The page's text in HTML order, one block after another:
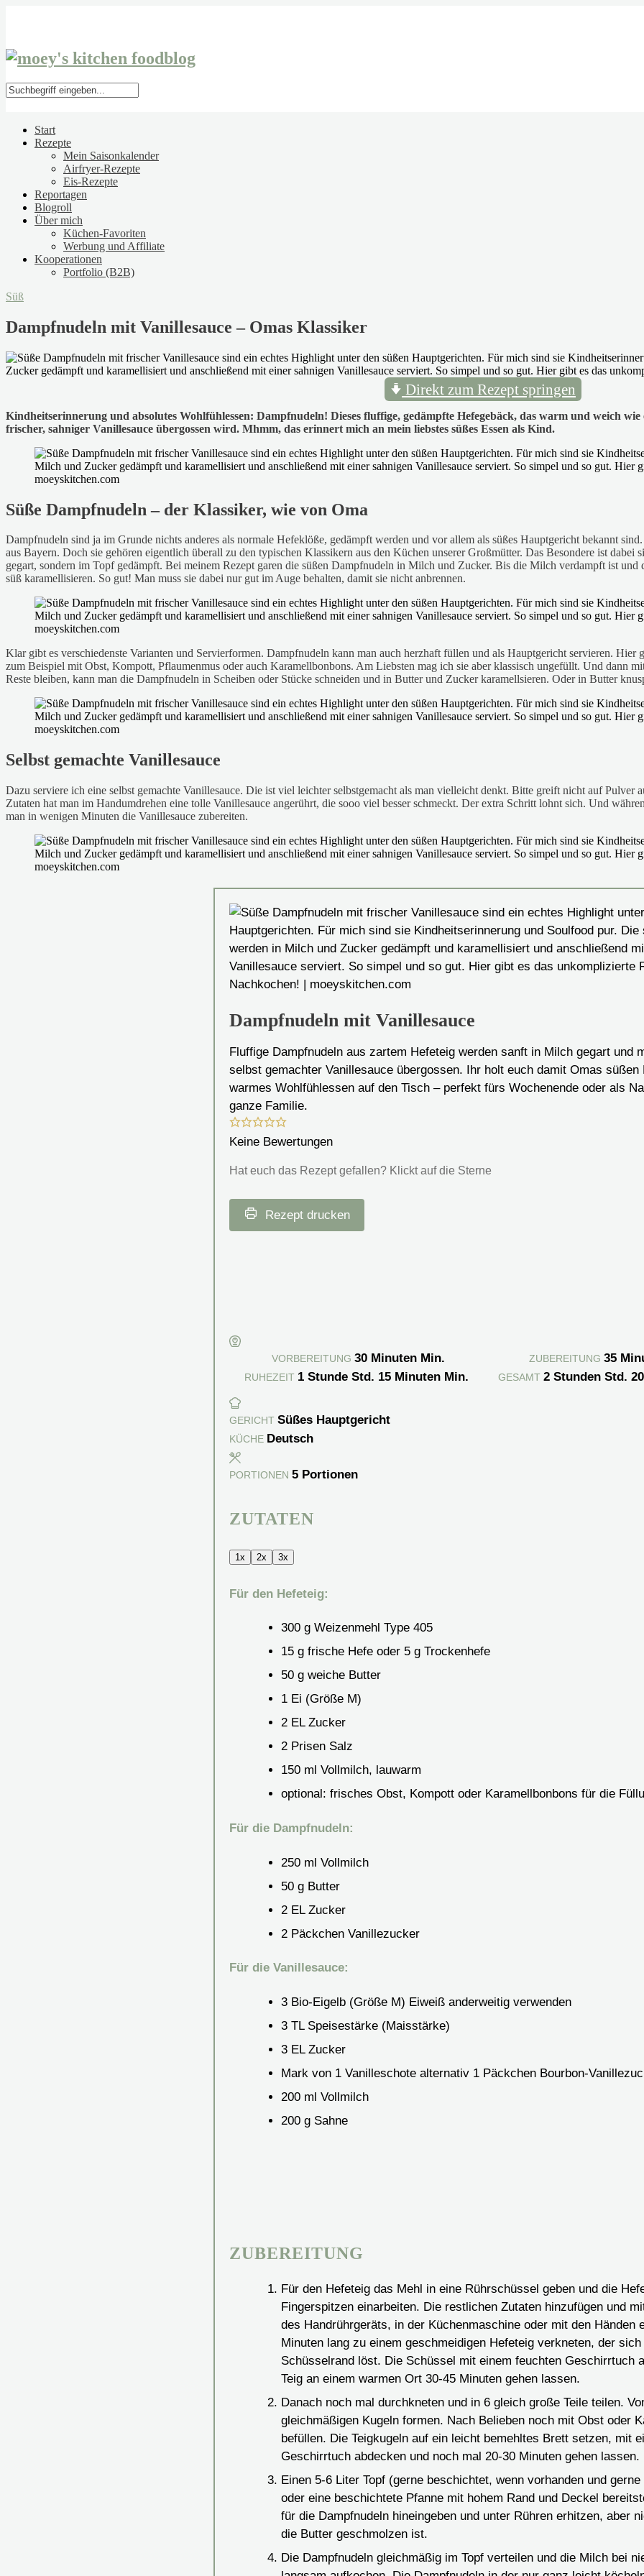
Start
Rezepte
Mein Saisonkalender
Airfryer-Rezepte
Eis-Rezepte
Reportagen
Blogroll
Über mich
Küchen-Favoriten
Werbung und Affiliate
Kooperationen
Portfolio (B2B)
Süß
Dampfnudeln mit Vanillesauce – Omas Klassiker
Direkt zum Rezept springen
Kindheitserinnerung und absolutes Wohlfühlessen: Dampfnudeln! Dieses fluffige, gedämpfte Hefegebäck, das warm und weich
frischer, sahniger Vanillesauce übergossen wird. Mhmm, das erinnert mich an mein liebstes süßes Essen als Kind.
Süße Dampfnudeln – der Klassiker, wie von Oma
Dampfnudeln sind ja im Grunde nichts anderes als normale Hefeklöße, gedämpft werden und vor allem als süßes Hauptgericht bekannt
aus Bayern. Doch sie gehören eigentlich überall zu den typischen Klassikern aus den Küchen unserer Großmütter. Das Besondere ist
gegart, sondern im Topf gedämpft. Bei meinem Rezept garen die süßen Dampfnudeln in Milch und Zucker. Bis die Milch verdampft ist
süß karamellisieren. So gut! Man muss sie dabei nur gut im Auge behalten, damit sie nicht anbrennen.
Klar gibt es verschiedenste Varianten und Servierformen. Dampfnudeln kann man auch herzhaft füllen und als Hauptgericht servieren. Hier
zum Beispiel mit Obst, Kompott, Pflaumenmus oder auch Karamellbonbons. Am Liebsten mag ich sie aber klassisch ungefüllt. Und dann
Reste bleiben, kann man die Dampfnudeln in Scheiben oder Stücke schneiden und in Butter und Zucker karamellsieren. Oder in Butter
Selbst gemachte Vanillesauce
Dazu serviere ich eine selbst gemachte Vanillesauce. Die ist viel leichter selbstgemacht als man vielleicht denkt. Bitte greift nicht auf
Zutaten hat man im Handumdrehen eine tolle Vanillesauce angerührt, die sooo viel besser schmeckt. Der extra Schritt lohnt sich. Und
man in wenigen Minuten die Vanillesauce zubereiten.
Dampfnudeln mit Vanillesauce
Fluffige Dampfnudeln aus zartem Hefeteig werden sanft in Milch gegart und
selbst gemachter Vanillesauce übergossen. Ihr holt euch damit Omas
warmes Wohlfühlessen auf den Tisch – perfekt fürs Wochenende oder als
ganze Familie.
Keine Bewertungen
Hat euch das Rezept gefallen? Klickt auf die Sterne
Rezept drucken
VORBEREITUNG 30Minuten Min. ZUBEREITUNG35
RUHEZEIT 1Stunde Std. 15Minuten Min. GESAMT2 Stunden Std. 20
GERICHT Süßes Hauptgericht
KÜCHE Deutsch
PORTIONEN 5 Portionen
ZUTATEN
1x 2x 3x
Für den Hefeteig:
300 g Weizenmehl Type 405
15 g frische Hefe oder 5 g Trockenhefe
50 g weiche Butter
1 Ei (Größe M)
2 EL Zucker
2 Prisen Salz
150 ml Vollmilch, lauwarm
optional: frisches Obst, Kompott oder Karamellbonbons für die
Für die Dampfnudeln:
250 ml Vollmilch
50 g Butter
2 EL Zucker
2 Päckchen Vanillezucker
Für die Vanillesauce:
3 Bio-Eigelb (Größe M) Eiweiß anderweitig verwenden
3 TL Speisestärke (Maisstärke)
3 EL Zucker
Mark von 1 Vanilleschote alternativ 1 Päckchen Bourbon-
200 ml Vollmilch
200 g Sahne
ZUBEREITUNG
Für den Hefeteig das Mehl in eine Rührschüssel geben und die
Fingerspitzen einarbeiten. Die restlichen Zutaten hinzufügen und
des Handrührgeräts, in der Küchenmaschine oder mit den Händen
Minuten lang zu einem geschmeidigen Hefeteig verkneten, der
Schüsselrand löst. Die Schüssel mit einem feuchten Geschirrtuch
Teig an einem warmen Ort 30-45 Minuten gehen lassen.
Danach noch mal durchkneten und in 6 gleich große Teile teilen.
gleichmäßigen Kugeln formen. Nach Belieben noch mit Obst oder
befüllen. Die Teigkugeln auf ein leicht bemehltes Brett setzen, mit
Geschirrtuch abdecken und noch mal 20-30 Minuten gehen lassen.
Einen 5-6 Liter Topf (gerne beschichtet, wenn vorhanden und
oder eine beschichtete Pfanne mit hohem Rand und Deckel
für die Dampfnudeln hineingeben und unter Rühren erhitzen, aber
die Butter geschmolzen ist.
Die Dampfnudeln gleichmäßig im Topf verteilen und die Milch bei